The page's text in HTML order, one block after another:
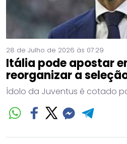
28 de Julho de 2026 às 07:29
Itália pode apostar
reorganizar a
Ídolo da Juventus é cotado